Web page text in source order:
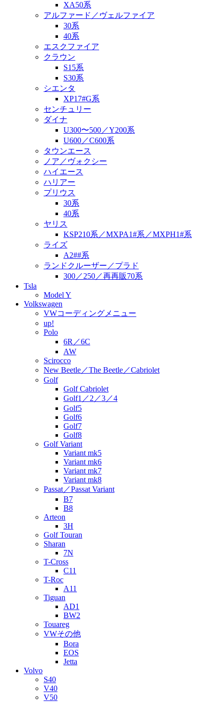
XA50系
アルファード／ヴェルファイア
30系
40系
エスクファイア
クラウン
S15系
S30系
シエンタ
XP17#G系
センチュリー
ダイナ
U300〜500／Y200系
U600／C600系
タウンエース
ノア／ヴォクシー
ハイエース
ハリアー
プリウス
30系
40系
ヤリス
KSP210系／MXPA1#系／MXPH1#系
ライズ
A2##系
ランドクルーザー／プラド
300／250／再再販70系
Tsla
Model Y
Volkswagen
VWコーディングメニュー
up!
Polo
6R／6C
AW
Scirocco
New Beetle／The Beetle／Cabriolet
Golf
Golf Cabriolet
Golf1／2／3／4
Golf5
Golf6
Golf7
Golf8
Golf Variant
Variant mk5
Variant mk6
Variant mk7
Variant mk8
Passat／Passat Variant
B7
B8
Arteon
3H
Golf Touran
Sharan
7N
T-Cross
C11
T-Roc
A11
Tiguan
AD1
BW2
Touareg
VWその他
Bora
EOS
Jetta
Volvo
S40
V40
V50